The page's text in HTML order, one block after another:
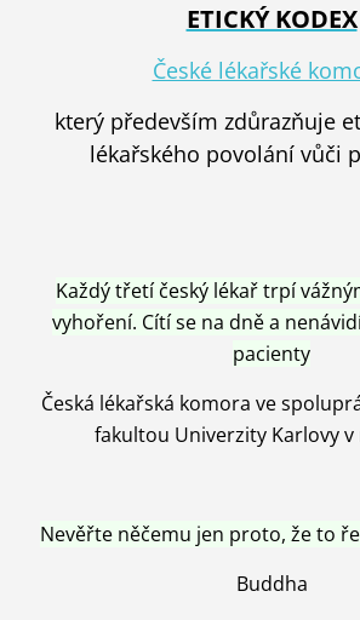
ETICKÝ KODEX
České lékařské
který především zdůrazňuje
lékařského povolání vůči
Každý třetí český lékař trpí
vyhoření. Cítí se na dně a
pacienty
Česká lékařská komora ve
fakultou Univerzity Karlovy v
Nevěřte něčemu jen proto, že to
Buddha